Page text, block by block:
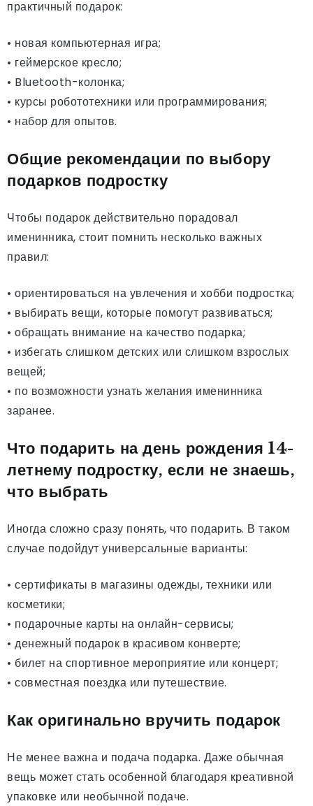
практичный подарок:
• новая компьютерная игра;
• геймерское кресло;
• Bluetooth-колонка;
• курсы робототехники или программирования;
• набор для опытов.
Общие рекомендации по выбору
подарков подростку
Чтобы подарок действительно порадовал
именинника, стоит помнить несколько важных
правил:
• ориентироваться на увлечения и хобби подростка;
• выбирать вещи, которые помогут развиваться;
• обращать внимание на качество подарка;
• избегать слишком детских или слишком взрослых
вещей;
• по возможности узнать желания именинника
заранее.
Что подарить на день рождения 14-
летнему подростку, если не знаешь,
что выбрать
Иногда сложно сразу понять, что подарить. В таком
случае подойдут универсальные варианты:
• сертификаты в магазины одежды, техники или
косметики;
• подарочные карты на онлайн-сервисы;
• денежный подарок в красивом конверте;
• билет на спортивное мероприятие или концерт;
• совместная поездка или путешествие.
Как оригинально вручить подарок
Не менее важна и подача подарка. Даже обычная
вещь может стать особенной благодаря креативной
упаковке или необычной подаче.